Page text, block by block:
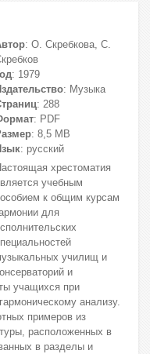
: О. Скребкова, С.
: 1979
: Музыка
: 288
: PDF
: 8,5 МВ
: русский
хрестоматия
учебным
к общим курсам
для
училищ и
и
учащихся при
анализу.
примеров из
расположенных в
в разделы и